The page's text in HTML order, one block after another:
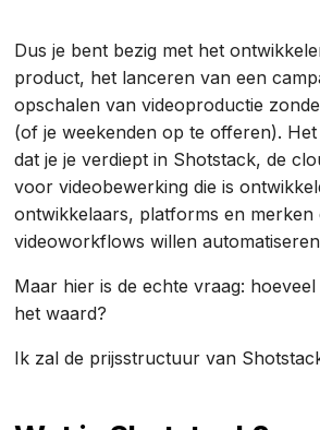
Dus je bent bezig met het
product, het lanceren van een
opschalen van videoproductie
(of je weekenden op te offeren).
dat je je verdiept in Shotstack, de
voor videobewerking die is
ontwikkelaars, platforms en merken
videoworkflows willen
Maar hier is de echte vraag:
het waard?
Ik zal de prijsstructuur van